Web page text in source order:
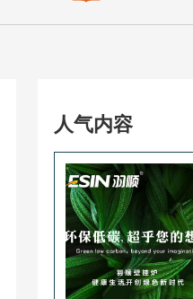
人气内容